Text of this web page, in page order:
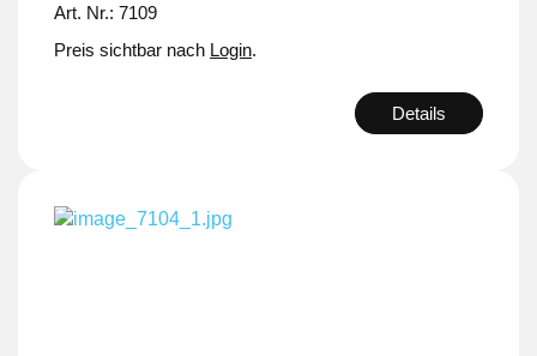
Art. Nr.: 7109
Preis sichtbar nach Login.
Details